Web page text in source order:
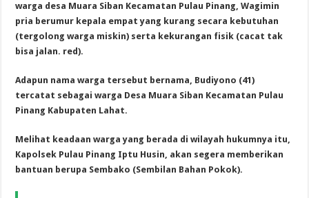
warga desa Muara Siban Kecamatan Pulau Pinang, Wagimin
pria berumur kepala empat yang kurang secara kebutuhan
(tergolong warga miskin) serta kekurangan fisik (cacat tak
bisa jalan. red).
Adapun nama warga tersebut bernama, Budiyono (41)
tercatat sebagai warga Desa Muara Siban Kecamatan Pulau
Pinang Kabupaten Lahat.
Melihat keadaan warga yang berada di wilayah hukumnya itu,
Kapolsek Pulau Pinang Iptu Husin, akan segera memberikan
bantuan berupa Sembako (Sembilan Bahan Pokok).